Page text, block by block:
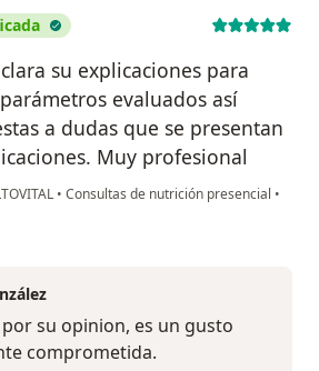
su explicaciones para
evaluados así
a dudas que se presentan
Muy profesional
• Consultas de nutrición presencial •
su opinion, es un gusto
comprometida.